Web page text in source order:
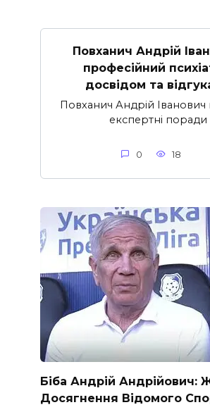
Повханич Андрій
професійний
досвідом та
Повханич Андрій Іванович
експертні поради
0 18
Біба Андрій Андрійович:
Досягнення Відомого